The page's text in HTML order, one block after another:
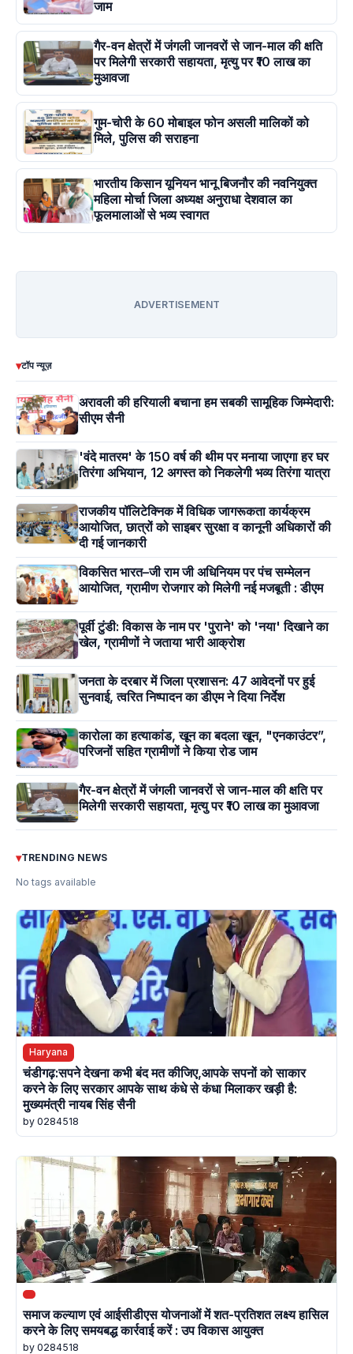
जाम
गैर-वन क्षेत्रों में जंगली जानवरों से जान-माल की क्षति
पर मिलेगी सरकारी सहायता, मृत्यु पर ₹10 लाख का
मुआवजा
गुम-चोरी के 60 मोबाइल फोन असली मालिकों को
मिले, पुलिस की सराहना
भारतीय किसान यूनियन भानू बिजनौर की नवनियुक्त
महिला मोर्चा जिला अध्यक्ष अनुराधा देशवाल का
फूलमालाओं से भव्य स्वागत
ADVERTISEMENT
▾टॉप न्यूज़
अरावली की हरियाली बचाना हम सबकी सामूहिक जिम्मेदारी:
सीएम सैनी
'वंदे मातरम' के 150 वर्ष की थीम पर मनाया जाएगा हर घर
तिरंगा अभियान, 12 अगस्त को निकलेगी भव्य तिरंगा यात्रा
राजकीय पॉलिटेक्निक में विधिक जागरूकता कार्यक्रम
आयोजित, छात्रों को साइबर सुरक्षा व कानूनी अधिकारों की
दी गई जानकारी
विकसित भारत–जी राम जी अधिनियम पर पंच सम्मेलन
आयोजित, ग्रामीण रोजगार को मिलेगी नई मजबूती : डीएम
पूर्वी टुंडी: विकास के नाम पर 'पुराने' को 'नया' दिखाने का
खेल, ग्रामीणों ने जताया भारी आक्रोश
जनता के दरबार में जिला प्रशासन: 47 आवेदनों पर हुई
सुनवाई, त्वरित निष्पादन का डीएम ने दिया निर्देश
कारोला का हत्याकांड, खून का बदला खून, "एनकाउंटर”,
परिजनों सहित ग्रामीणों ने किया रोड जाम
गैर-वन क्षेत्रों में जंगली जानवरों से जान-माल की क्षति पर
मिलेगी सरकारी सहायता, मृत्यु पर ₹10 लाख का मुआवजा
▾TRENDING NEWS
No tags available
Haryana
चंडीगढ़:सपने देखना कभी बंद मत कीजिए,आपके सपनों को साकार
करने के लिए सरकार आपके साथ कंधे से कंधा मिलाकर खड़ी है:
मुख्यमंत्री नायब सिंह सैनी
by 0284518
समाज कल्याण एवं आईसीडीएस योजनाओं में शत-प्रतिशत लक्ष्य हासिल
करने के लिए समयबद्ध कार्रवाई करें : उप विकास आयुक्त
by 0284518